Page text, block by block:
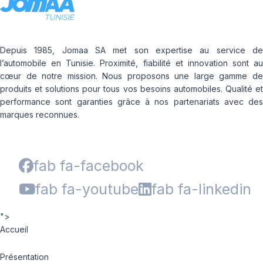
Depuis 1985, Jomaa SA met son expertise au service de
l’automobile en Tunisie. Proximité, fiabilité et innovation sont au
cœur de notre mission. Nous proposons une large gamme de
produits et solutions pour tous vos besoins automobiles. Qualité et
performance sont garanties grâce à nos partenariats avec des
marques reconnues.
fab fa-facebook
fab fa-youtube
fab fa-linkedin
">
Accueil
Présentation